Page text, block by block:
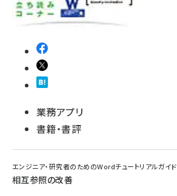
業務アプリ
書籍・書評
エンジニア・研究者のためのWordチュートリアルガイド
相互参照の改善